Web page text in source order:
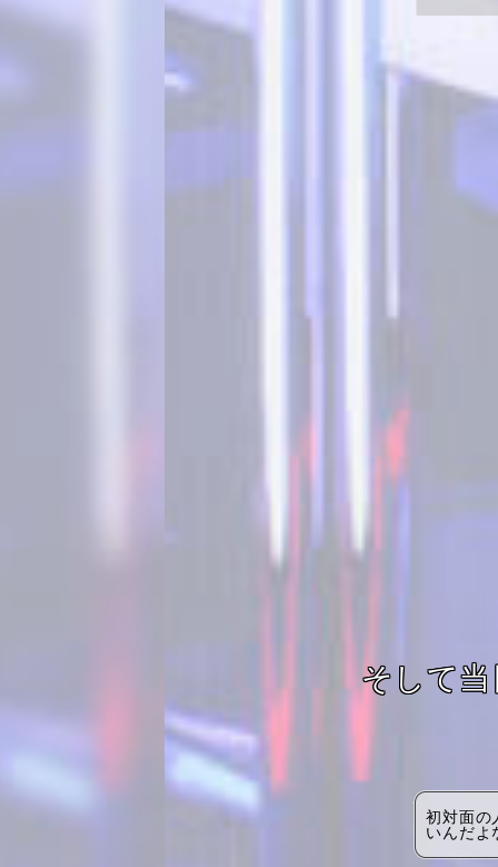
そして当
初対面の
いんだよ